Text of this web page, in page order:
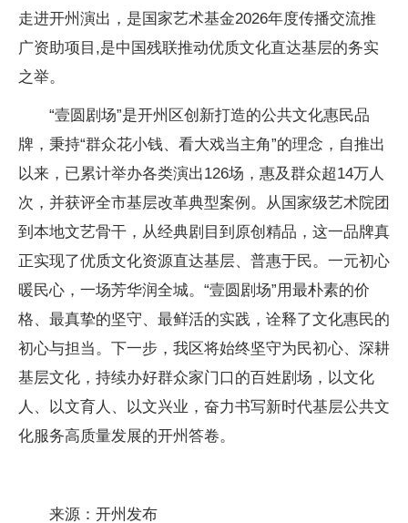
走进开州演出，是国家艺术基金2026年度传播交流推
广资助项目,是中国残联推动优质文化直达基层的务实
之举。
“壹圆剧场”是开州区创新打造的公共文化惠民品
牌， 秉持“群众花小钱、看大戏当主角”的理念， 自推出
以来，已累计举办各类演出126场，惠及群众超14万人
次，并获评全市基层改革典型案例。从国家级艺术院团
到本地文艺骨干，从经典剧目到原创精品，这一品牌真
正实现了优质文化资源直达基层、普惠于民。一元初心
暖民心，一场芳华润全城。“壹圆剧场”用最朴素的价
格、最真挚的坚守、最鲜活的实践，诠释了文化惠民的
初心与担当。下一步，我区将始终坚守为民初心、深耕
基层文化，持续办好群众家门口的百姓剧场，以文化
人、以文育人、以文兴业，奋力书写新时代基层公共文
化服务高质量发展的开州答卷。
来源：开州发布